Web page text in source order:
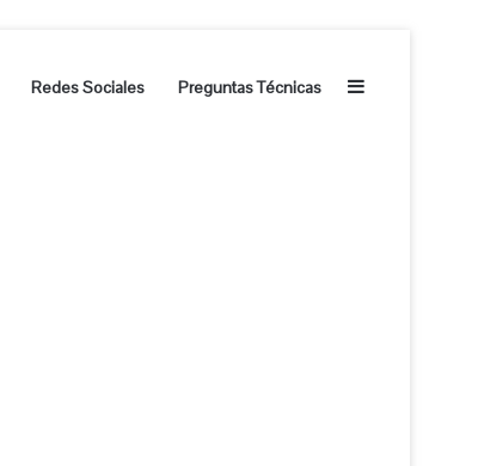
Redes Sociales Preguntas Técnicas Barra lateral